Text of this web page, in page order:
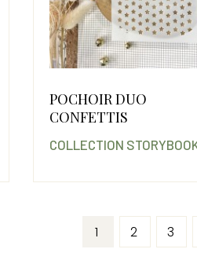
Prix de base
POCHOIR DUO
CONFETTIS
COLLECTION
1 2 3